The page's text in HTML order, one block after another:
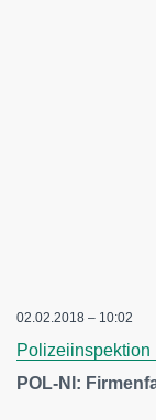
02.02.2018 – 10:02
Polizeiinspektion
POL-NI: